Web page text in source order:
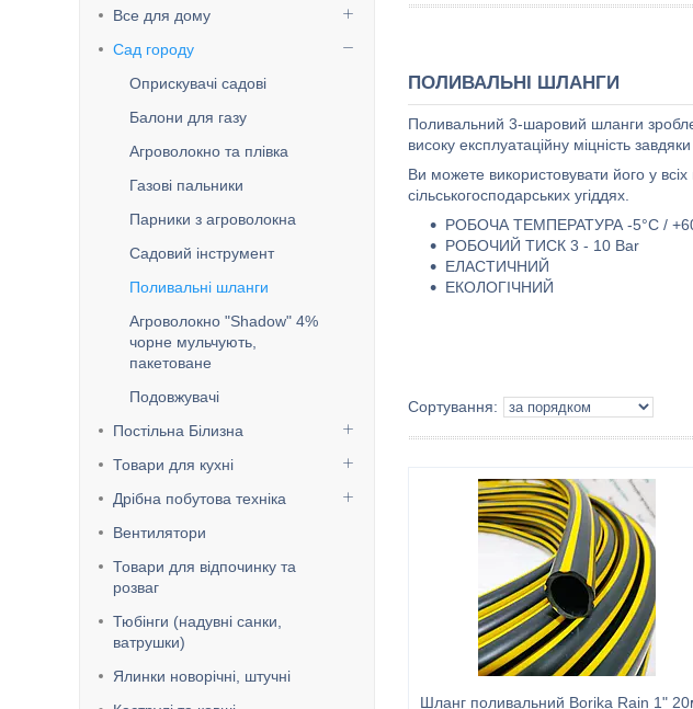
Все для дому
Сад городу
Оприскувачі садові
Балони для газу
Агроволокно та плівка
Газові пальники
Парники з агроволокна
Садовий інструмент
Поливальні шланги
Агроволокно "Shadow" 4%
чорне мульчують,
пакетоване
Подовжувачі
Постільна Білизна
Товари для кухні
Дрібна побутова техніка
Вентилятори
Товари для відпочинку та
розваг
Тюбінги (надувні санки,
ватрушки)
Ялинки новорічні, штучні
ПОЛИВАЛЬНІ ШЛАНГИ
Поливальний 3-шаровий шланги
високу експлуатаційну міцність
Ви можете використовувати його у
сільськогосподарських угіддях.
РОБОЧА ТЕМПЕРАТУРА -5°C /
РОБОЧИЙ ТИСК 3 - 10 Bar
ЕЛАСТИЧНИЙ
ЕКОЛОГІЧНИЙ
Шланг поливальний Borika Rain 1"